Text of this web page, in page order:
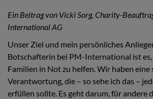
Ein Beitrag von Vicki Sorg, Charity-
International AG
Unser Ziel und mein persönliches
Botschafterin bei PM-International ist
Familien in Not zu helfen. Wir haben eine
Verantwortung, die – so sehe ich das –
erfüllen sollte. Es geht darum, für andere